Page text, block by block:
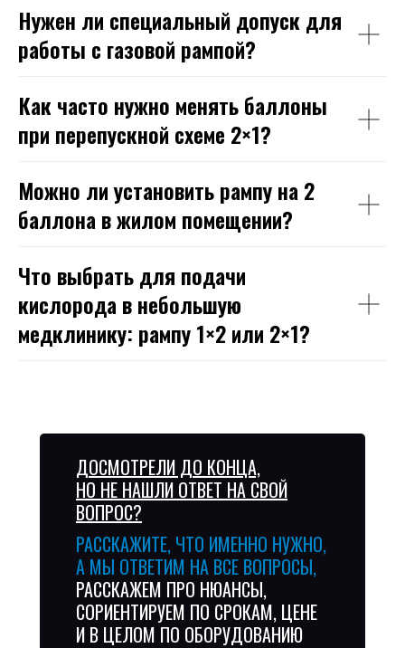
Нужен ли специальный допуск для
работы с газовой рампой?
Как часто нужно менять баллоны
при перепускной схеме 2×1?
Можно ли установить рампу на 2
баллона в жилом помещении?
Что выбрать для подачи
кислорода в небольшую
медклинику: рампу 1×2 или 2×1?
РАССКАЖИТЕ, ЧТО ИМЕННО НУЖНО,
А МЫ ОТВЕТИМ НА ВСЕ ВОПРОСЫ,
РАССКАЖЕМ ПРО НЮАНСЫ,
СОРИЕНТИРУЕМ ПО СРОКАМ, ЦЕНЕ
И В ЦЕЛОМ ПО ОБОРУДОВАНИЮ
ДОСМОТРЕЛИ ДО КОНЦА,
НО НЕ НАШЛИ ОТВЕТ НА СВОЙ
ВОПРОС?